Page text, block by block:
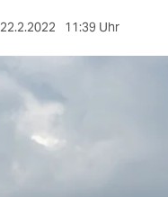
22.2.2022 11:39 Uhr